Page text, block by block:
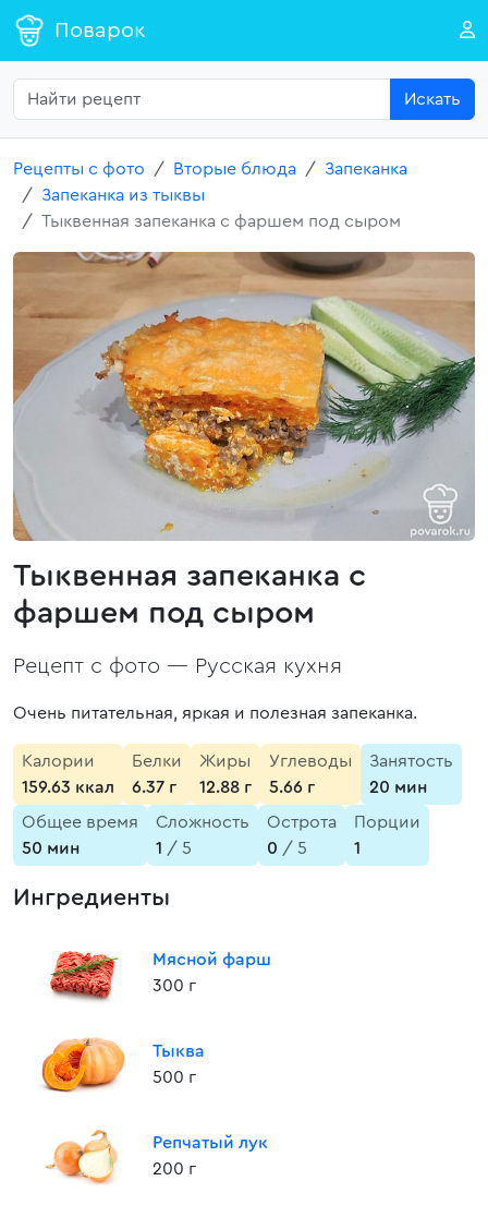
Поварок
Искать
Рецепты с фото Вторые блюда
Запеканка
Запеканка из тыквы
Тыквенная запеканка с фаршем под сыром
Тыквенная запеканка с
фаршем под сыром
Рецепт с фото — Русская кухня
Очень питательная, яркая и полезная запеканка.
Калории
159.63 ккал
Белки
6.37 г
Жиры
12.88 г
Углеводы
5.66 г
Занятость
20 мин
Общее время
50 мин
Сложность
1 / 5
Острота
0 / 5
Порции
1
Ингредиенты
Мясной фарш
300 г
Тыква
500 г
Репчатый лук
200 г